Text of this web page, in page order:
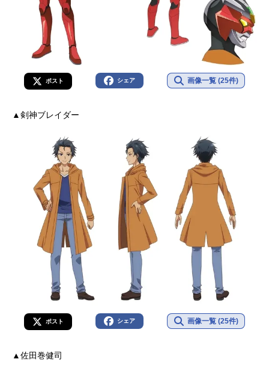
ポスト シェア 画像一覧 (25件)
▲剣神ブレイダー
ポスト シェア 画像一覧 (25件)
▲佐田巻健司